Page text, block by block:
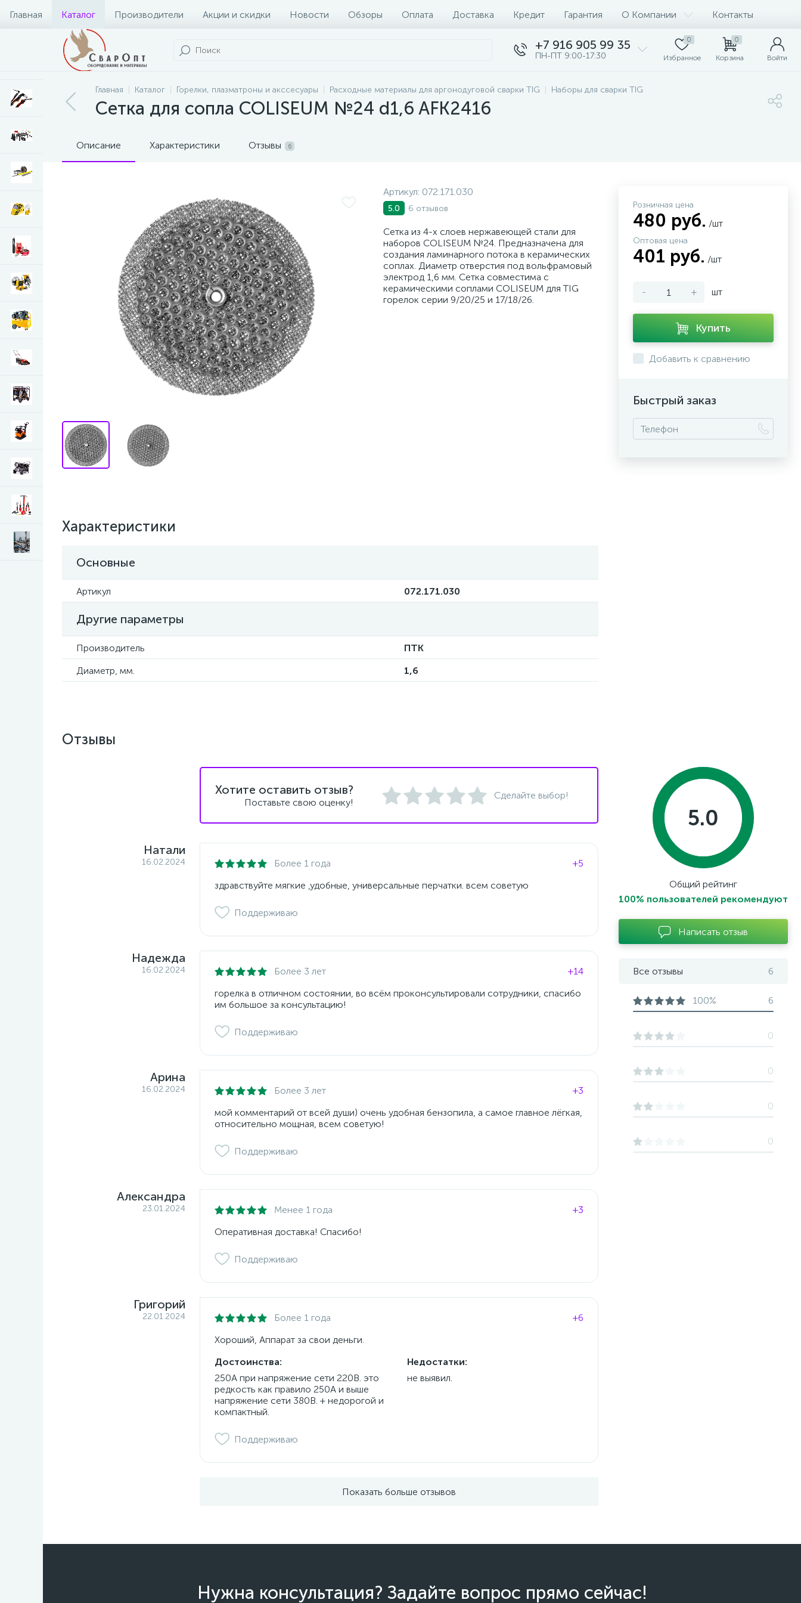
Главная Каталог Производители Акции и скидки Новости Обзоры Оплата Доставка Кредит Гарантия О Компании Контакты
+7 916 905 99 35
ПН-ПТ 9:00-17:30
0
Избранное
0
Корзина Войти
Главная Каталог Горелки, плазматроны и акссесуары Расходные материалы для аргонодуговой сварки TIG Наборы для сварки TIG
Сетка для сопла COLISEUM №24 d1,6 AFK2416
Описание Характеристики Отзывы 6
Артикул: 072.171.030
5.0 6 отзывов
Сетка из 4-х слоев нержавеющей стали для
наборов COLISEUM №24. Предназначена для
создания ламинарного потока в керамических
соплах. Диаметр отверстия под вольфрамовый
электрод 1,6 мм. Сетка совместима с
керамическими соплами COLISEUM для TIG
горелок серии 9/20/25 и 17/18/26.
Характеристики
Основные
Артикул 072.171.030
Другие параметры
Производитель
ПТК
Диаметр, мм.
1,6
Розничная цена
480 руб. /шт
Оптовая цена
401 руб. /шт
- + шт
Купить
Добавить к сравнению
Быстрый заказ
Отзывы
Хотите оставить отзыв?
Поставьте свою оценку!
Сделайте выбор!
Натали
16.02.2024 Более 1 года
+5
здравствуйте мягкие ,удобные, универсальные перчатки. всем советую
Поддерживаю
Надежда
16.02.2024 Более 3 лет
+14
горелка в отличном состоянии, во всём проконсультировали сотрудники, спасибо
им большое за консультацию!
Поддерживаю
Арина
16.02.2024 Более 3 лет
+3
мой комментарий от всей души) очень удобная бензопила, а самое главное лёгкая,
относительно мощная, всем советую!
Поддерживаю
Александра
23.01.2024 Менее 1 года
+3
Оперативная доставка! Спасибо!
Поддерживаю
Григорий
22.01.2024 Более 1 года
+6
Хороший, Аппарат за свои деньги.
Достоинства:
250А при напряжение сети 220В. это
редкость как правило 250А и выше
напряжение сети 380В. + недорогой и
компактный.
Недостатки:
не выявил.
Поддерживаю
Показать больше отзывов
5.0
Общий рейтинг
100% пользователей рекомендуют
Написать отзыв
Все отзывы 6
100% 6
0
0
0
0
Нужна консультация? Задайте вопрос прямо сейчас!